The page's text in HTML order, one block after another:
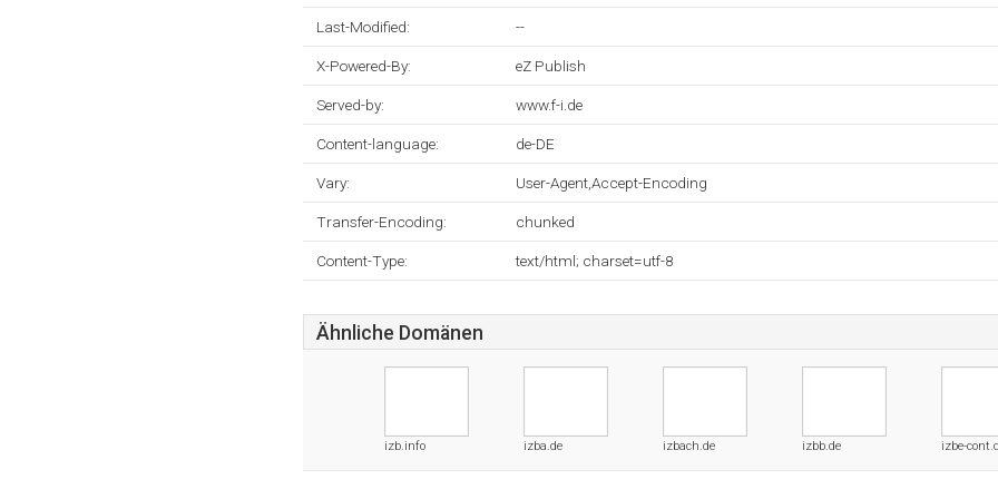
Last-Modified: --
X-Powered-By: eZ Publish
Served-by: www.f-i.de
Content-language: de-DE
Vary: User-Agent,Accept-Encoding
Transfer-Encoding: chunked
Content-Type: text/html; charset=utf-8
Ähnliche Domänen
izb.info izba.de izbach.de izbb.de izbe-